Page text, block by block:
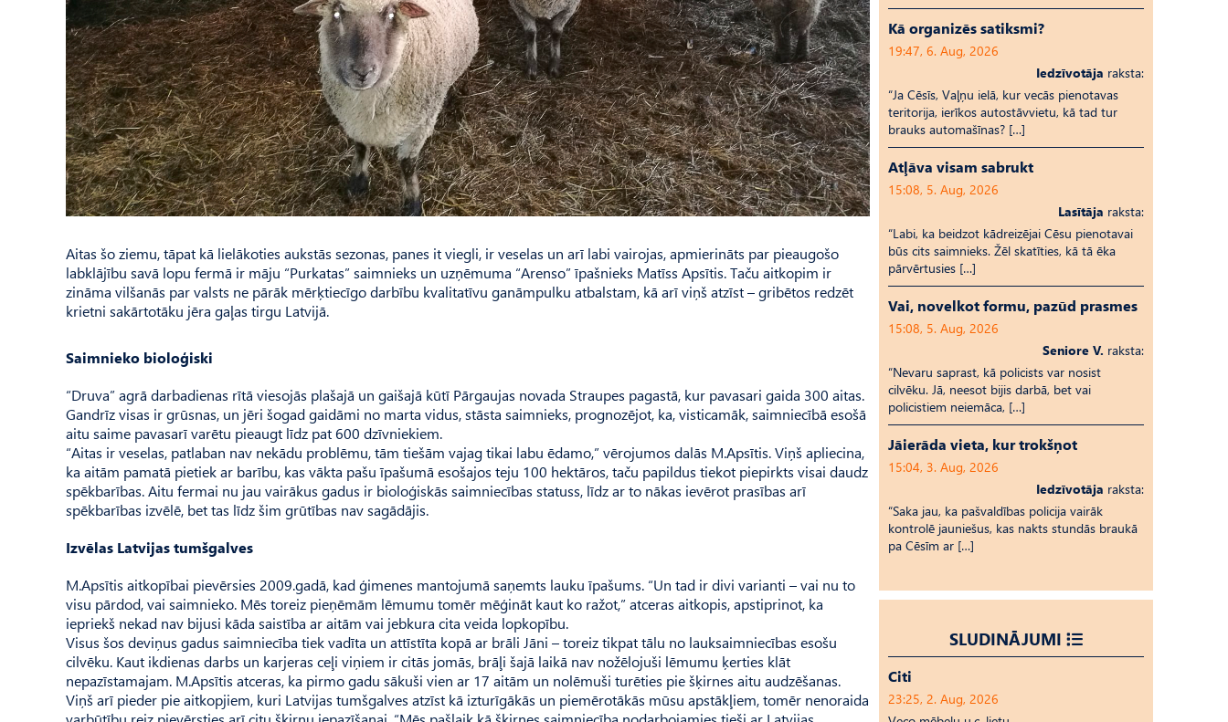
Aitas šo ziemu, tāpat kā lielākoties aukstās sezonas, panes it viegli, ir veselas un arī labi vairojas, apmierināts par pieaugošo
labklājību savā lopu fermā ir māju “Purkatas” saimnieks un uzņēmuma “Arenso” īpašnieks Matīss Apsītis. Taču aitkopim ir
zināma vilšanās par valsts ne pārāk mērķtiecīgo darbību kvalitatīvu ganāmpulku atbalstam, kā arī viņš atzīst – gribētos redzēt
krietni sakārtotāku jēra gaļas tirgu Latvijā.
Saimnieko bioloģiski
“Druva” agrā darbadienas rītā viesojās plašajā un gaišajā kūtī Pārgaujas novada Straupes pagastā, kur pavasari gaida 300 aitas.
Gandrīz visas ir grūsnas, un jēri šogad gaidāmi no marta vidus, stāsta saimnieks, prognozējot, ka, visticamāk, saimniecībā esošā
aitu saime pavasarī varētu pieaugt līdz pat 600 dzīvniekiem.
“Aitas ir veselas, patlaban nav nekādu problēmu, tām tiešām vajag tikai labu ēdamo,” vērojumos dalās M.Apsītis. Viņš apliecina,
ka aitām pamatā pietiek ar barību, kas vākta pašu īpašumā esošajos teju 100 hektāros, taču papildus tiekot piepirkts visai daudz
spēkbarības. Aitu fermai nu jau vairākus gadus ir bioloģiskās saimniecības statuss, līdz ar to nākas ievērot prasības arī
spēkbarības izvēlē, bet tas līdz šim grūtības nav sagādājis.
Izvēlas Latvijas tumšgalves
M.Apsītis aitkopībai pievērsies 2009.gadā, kad ģimenes mantojumā saņemts lauku īpašums. “Un tad ir divi varianti – vai nu to
visu pārdod, vai saimnieko. Mēs toreiz pieņēmām lēmumu tomēr mēģināt kaut ko ražot,” atceras aitkopis, apstiprinot, ka
iepriekš nekad nav bijusi kāda saistība ar aitām vai jebkura cita veida lopkopību.
Visus šos deviņus gadus saimniecība tiek vadīta un attīstīta kopā ar brāli Jāni – toreiz tikpat tālu no lauksaimniecības esošu
cilvēku. Kaut ikdienas darbs un karjeras ceļi viņiem ir citās jomās, brāļi šajā laikā nav nožēlojuši lēmumu ķerties klāt
nepazīstamajam. M.Apsītis atceras, ka pirmo gadu sākuši vien ar 17 aitām un nolēmuši turēties pie šķirnes aitu audzēšanas.
Viņš arī pieder pie aitkopjiem, kuri Latvijas tumšgalves atzīst kā izturīgākās un piemērotākās mūsu apstākļiem, tomēr nenoraida
Kā organizēs satiksmi?
19:47, 6. Aug, 2026
Iedzīvotāja raksta:
“Ja Cēsīs, Vaļņu ielā, kur vecās pienotavas
teritorija, ierīkos autostāvvietu, kā tad tur
brauks automašīnas? […]
Atļāva visam sabrukt
15:08, 5. Aug, 2026
Lasītāja raksta:
“Labi, ka beidzot kādreizējai Cēsu pienotavai
būs cits saimnieks. Žēl skatīties, kā tā ēka
pārvērtusies […]
Vai, novelkot formu, pazūd prasmes
15:08, 5. Aug, 2026
Seniore V. raksta:
“Nevaru saprast, kā policists var nosist
cilvēku. Jā, neesot bijis darbā, bet vai
policistiem neiemāca, […]
Jāierāda vieta, kur trokšņot
15:04, 3. Aug, 2026
Iedzīvotāja raksta:
“Saka jau, ka pašvaldības policija vairāk
kontrolē jauniešus, kas nakts stundās braukā
pa Cēsīm ar […]
SLUDINĀJUMI
Citi
23:25, 2. Aug, 2026